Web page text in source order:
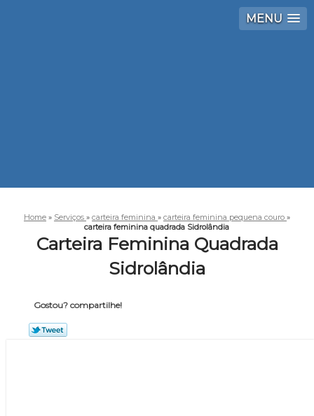
MENU
Home » Serviços » carteira feminina » carteira feminina pequena couro »
carteira feminina quadrada Sidrolândia
Carteira Feminina Quadrada
Sidrolândia
Gostou? compartilhe!